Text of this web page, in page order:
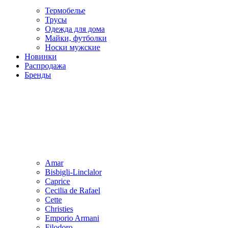
Термобелье
Трусы
Одежда для дома
Майки, футболки
Носки мужские
Новинки
Распродажа
Бренды
Amar
Bisbigli-Linclalor
Caprice
Cecilia de Rafael
Cette
Christies
Emporio Armani